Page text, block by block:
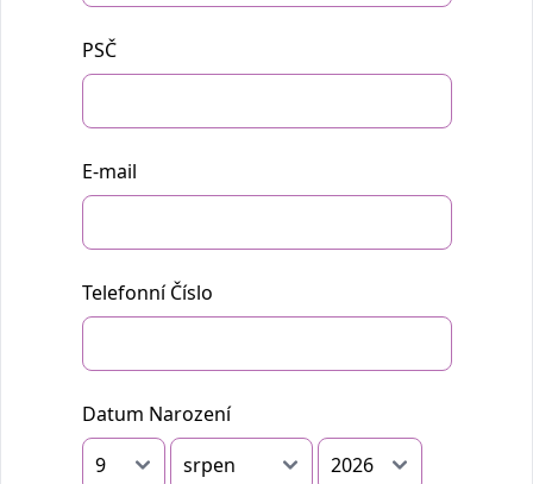
PSČ
E-mail
Telefonní Číslo
Datum Narození